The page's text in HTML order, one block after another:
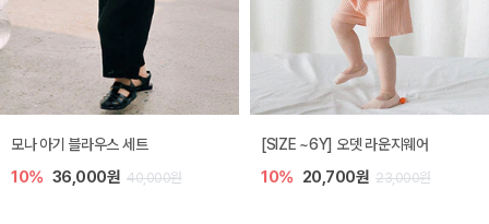
모나 아기 블라우스 세트
10% 36,000원 40,000원
[SIZE ~6Y] 오뎃 라운지웨어
10% 20,700원 23,000원